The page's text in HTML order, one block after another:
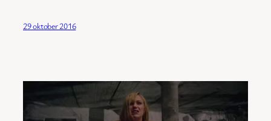
29 oktober 2016